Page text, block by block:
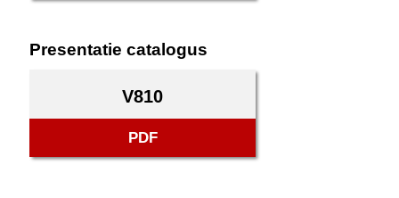
Presentatie catalogus
V810
PDF